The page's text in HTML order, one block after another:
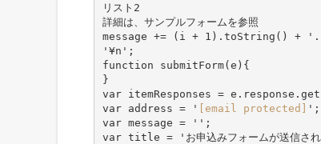
リスト2
詳細は、サンプルフォームを参照
message += (i + 1).toString() +
'¥n';
function submitForm(e){
}
var itemResponses =
var address = ' [email protected] ';
var message = '';
var title = 'お申込みフォームが送信さ